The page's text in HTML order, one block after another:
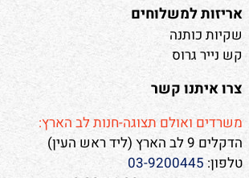
אריזות למשלוחים
שקיות כותנה
קש נייר גרוס
צרו איתנו קשר
משרדים ואולם תצוגה-חנות לב הארץ:
הדקלים 9 לב הארץ (ליד ראש העין)
טלפון: 03-9200445